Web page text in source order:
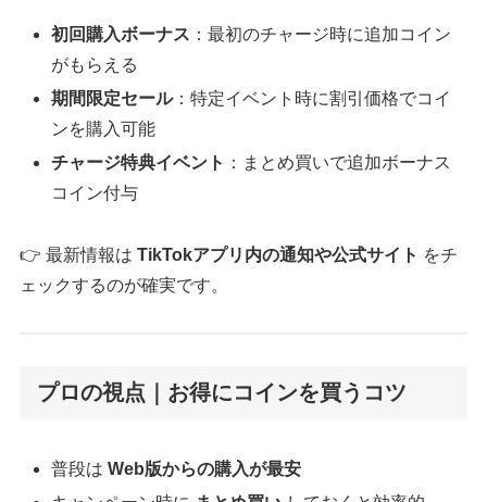
初回購入ボーナス ：最初のチャージ時に追加コイン
がもらえる
期間限定セール：特定イベント時に割引価格でコイ
ンを購入可能
チャージ特典イベント ：まとめ買いで追加ボーナス
コイン付与
👉 最新情報はTikTokアプリ内の通知や公式サイト をチ
ェックするのが確実です。
プロの視点｜お得にコインを買うコツ
普段はWeb版からの購入が最安